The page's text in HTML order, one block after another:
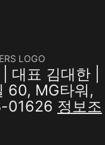
| 대표 김대한 |
60, MG타워,
01626 정보조